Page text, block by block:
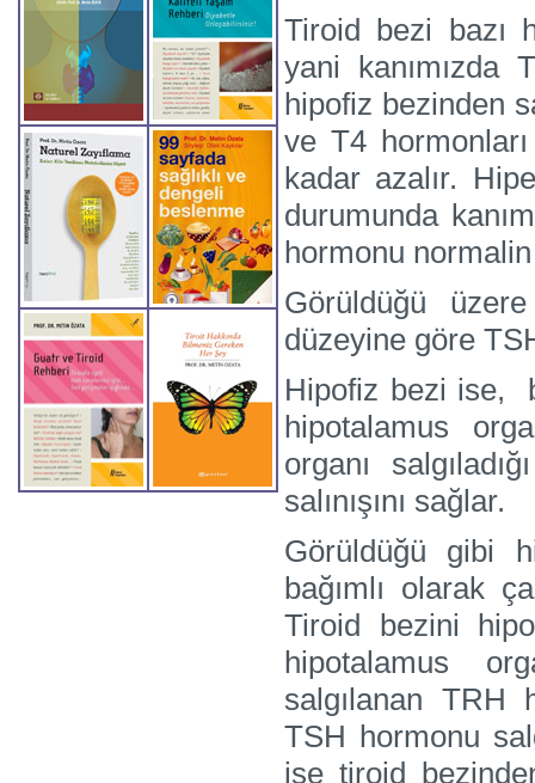
Tiroid bezi bazı
yani
hipofiz bezinden
ve T4
kadar azalır.
durumunda
hormonu
Görüldüğü
düzeyine göre
Hipofiz bezi ise,
hipotalamus
organı
salınışını sağlar.
Görüldüğü gibi
bağımlı olarak
Tiroid bezini
hipotalamus
salgılanan TRH
TSH hormonu
ise tiroid